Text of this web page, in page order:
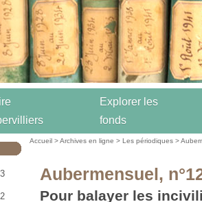
Explorer les
fonds
Accueil >Archives en ligne >Les périodiques >
Aubermensuel,
Pour balayer les